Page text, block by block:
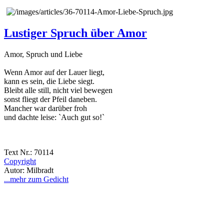
Lustiger Spruch über Amor
Amor, Spruch und Liebe
Wenn Amor auf der Lauer liegt,
kann es sein, die Liebe siegt.
Bleibt alle still, nicht viel bewegen
sonst fliegt der Pfeil daneben.
Mancher war darüber froh
und dachte leise: `Auch gut so!`
Text Nr.: 70114
Copyright
Autor: Milbradt
...mehr zum Gedicht